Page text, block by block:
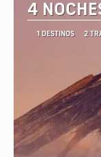
4
1 DESTINOS 2